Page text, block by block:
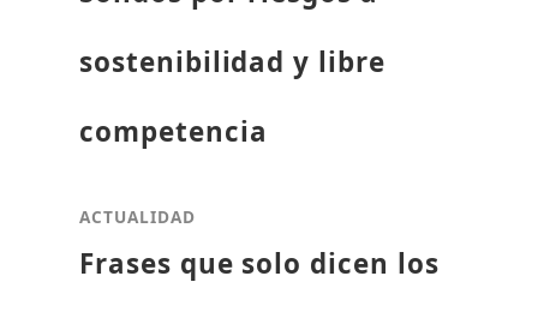
sostenibilidad y libre
competencia
ACTUALIDAD
Frases que solo dicen los